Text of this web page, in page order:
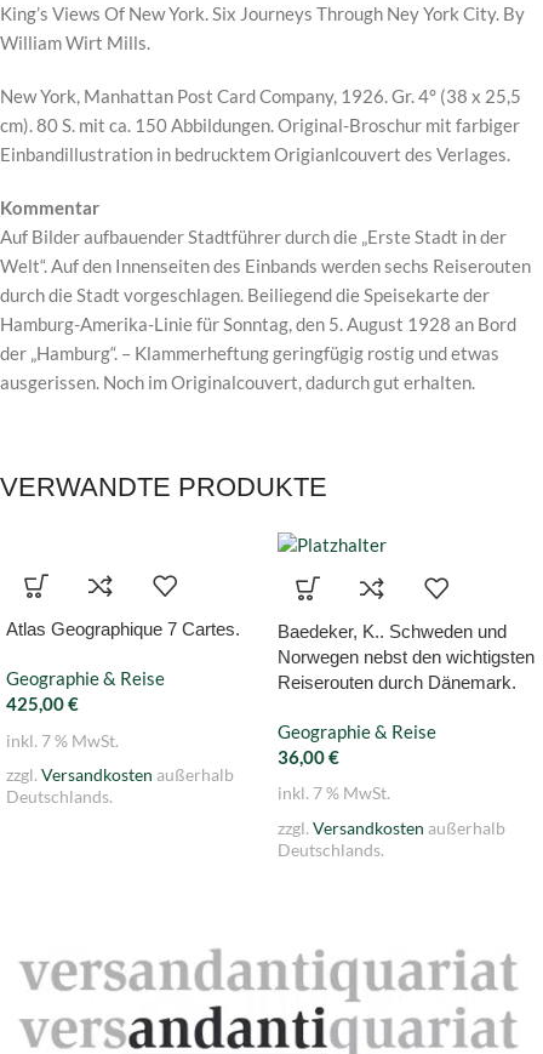
King’s Views Of New York. Six Journeys Through Ney York City. By
William Wirt Mills.
New York, Manhattan Post Card Company, 1926. Gr. 4° (38 x 25,5
cm). 80 S. mit ca. 150 Abbildungen. Original-Broschur mit farbiger
Einbandillustration in bedrucktem Origianlcouvert des Verlages.
Kommentar
Auf Bilder aufbauender Stadtführer durch die „Erste Stadt in der
Welt“. Auf den Innenseiten des Einbands werden sechs Reiserouten
durch die Stadt vorgeschlagen. Beiliegend die Speisekarte der
Hamburg-Amerika-Linie für Sonntag, den 5. August 1928 an Bord
der „Hamburg“. – Klammerheftung geringfügig rostig und etwas
ausgerissen. Noch im Originalcouvert, dadurch gut erhalten.
VERWANDTE PRODUKTE
Atlas Geographique 7 Cartes.
Geographie & Reise
425,00€
inkl. 7 % MwSt.
zzgl. Versandkosten außerhalb
Deutschlands.
Baedeker, K.. Schweden und
Norwegen nebst den wichtigsten
Reiserouten durch Dänemark.
Geographie & Reise
36,00€
inkl. 7 % MwSt.
zzgl. Versandkosten außerhalb
Deutschlands.